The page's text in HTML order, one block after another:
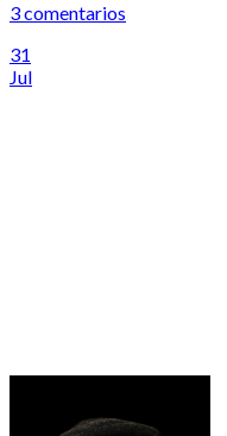
3 comentarios
31
Jul